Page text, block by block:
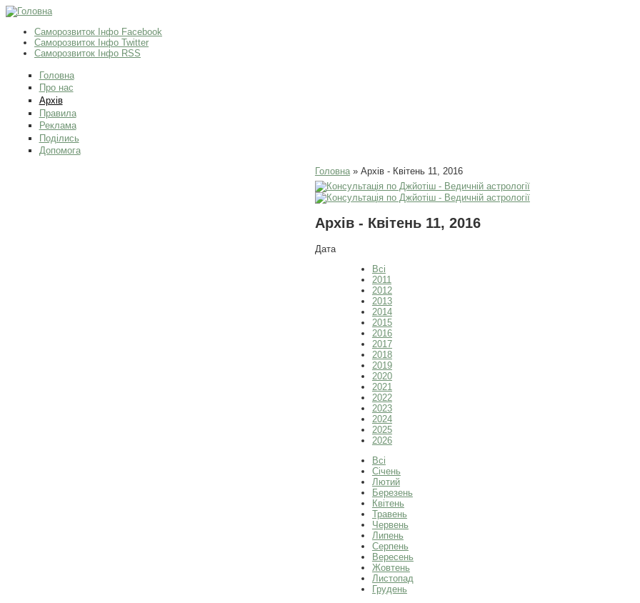
Саморозвиток Інфо Facebook
Саморозвиток Інфо Twitter
Саморозвиток Інфо RSS
Головна
Про нас
Архів
Правила
Реклама
Поділись
Допомога
Ви є тут
Головна» Архів - Квітень 11, 2016
Архів - Квітень 11, 2016
Дата
Всі
2011
2012
2013
2014
2015
2016
2017
2018
2019
2020
2021
2022
2023
2024
2025
2026
Всі
Січень
Лютий
Березень
Квітень
Травень
Червень
Липень
Серпень
Вересень
Жовтень
Листопад
Грудень